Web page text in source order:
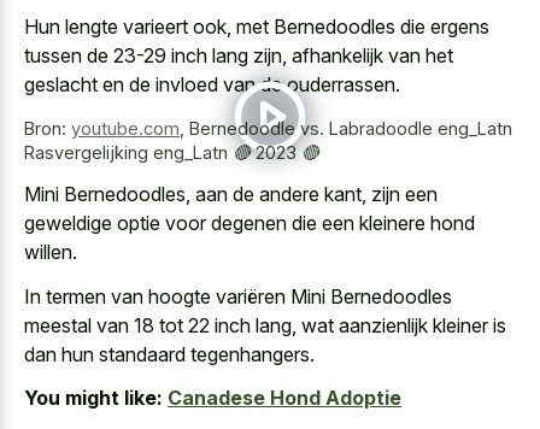
Hun lengte varieert ook, met Bernedoodles die ergens
tussen de 23-29 inch lang zijn, afhankelijk van het
geslacht en de invloed van de ouderrassen.
Bron: youtube.com Bernedoodle vs. Labradoodle eng_Latn
Rasvergelijking eng_Latn 🔴 2023 🔴
Mini Bernedoodles, aan de andere kant, zijn een
geweldige optie voor degenen die een kleinere hond
willen.
In termen van hoogte variëren Mini Bernedoodles
meestal van 18 tot 22 inch lang, wat aanzienlijk kleiner is
dan hun standaard tegenhangers.
You might like: Canadese Hond Adoptie